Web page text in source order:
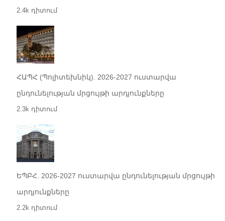
2.4k դիտում
ՀԱՊՀ (Պոլիտեխնիկ). 2026-2027 ուստարվա
ընդունելության մրցույթի արդյունքները
2.3k դիտում
ԵՊԲՀ. 2026-2027 ուստարվա ընդունելության մրցույթի
արդյունքները
2.2k դիտում